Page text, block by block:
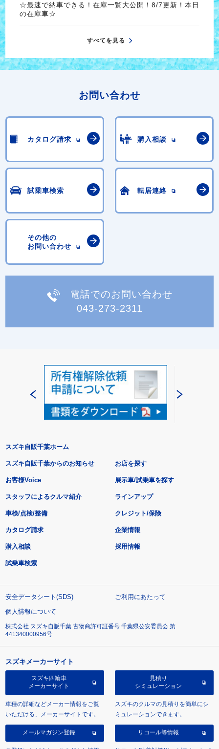
☆最速で納車できる！在庫一覧大公開！8/7更新！本日
の在庫車☆
すべてを見る
お問い合わせ
カタログ請求 購入相談
試乗車検索 転居連絡
その他の
お問い合わせ
電話でのお問い合わせ
043-273-2311
スズキ自販千葉ホーム
スズキ自販千葉からのお知らせ
お客様Voice
スタッフによるクルマ紹介
お店を探す
展示車/試乗車を探す
ラインアップ
車検/点検/整備 クレジット/保険
カタログ請求
購入相談
試乗車検索
企業情報
採用情報
安全データシート(SDS)
ご利用にあたって
個人情報について
株式会社 スズキ自販千葉 古物商許可証番号 千葉県公安委員会 第
441340000956号
スズキメーカーサイト
スズキ四輪車
メーカーサイト
車種の詳細などメーカー情報をご覧
いただける、メーカーサイトです。
見積り
シミュレーション
スズキのクルマの見積りを簡単にシ
ミュレーションできます。
メールマガジン登録 リコール等情報